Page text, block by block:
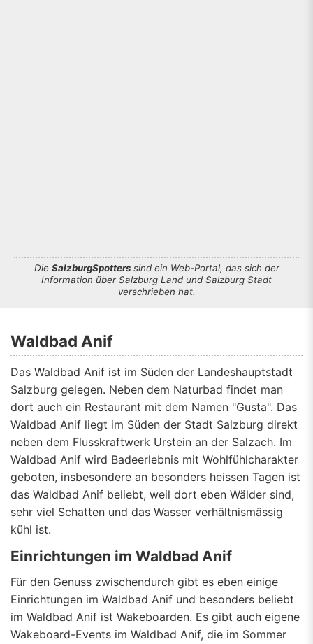
Die SalzburgSpotterssind ein Web-Portal, das sich der
Information über Salzburg Land und Salzburg Stadt
verschrieben hat.
Waldbad Anif
Das Waldbad Anif ist im Süden der Landeshauptstadt
Salzburg gelegen. Neben dem Naturbad findet man
dort auch ein Restaurant mit dem Namen "Gusta". Das
Waldbad Anif liegt im Süden der Stadt Salzburg direkt
neben dem Flusskraftwerk Urstein an der Salzach. Im
Waldbad Anif wird Badeerlebnis mit Wohlfühlcharakter
geboten, insbesondere an besonders heissen Tagen ist
das Waldbad Anif beliebt, weil dort eben Wälder sind,
sehr viel Schatten und das Wasser verhältnismässig
kühl ist.
Einrichtungen im Waldbad Anif
Für den Genuss zwischendurch gibt es eben einige
Einrichtungen im Waldbad Anif und besonders beliebt
im Waldbad Anif ist Wakeboarden. Es gibt auch eigene
Wakeboard-Events im Waldbad Anif, die im Sommer